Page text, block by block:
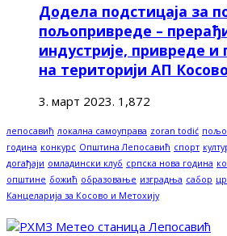
Додела подстицаја за
пољопривреде –
индустрије, привреде
на територији АП
3. март 2023. 1,872
лепосавић локална самоуправа zoran todić
година конкурс Општина Лепосавић спорт
догађаји омладински клуб српска нова година
општине божић образовање изградња сабор
Канцеларија за Косово и Метохију